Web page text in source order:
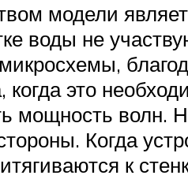
модели
воды не
когда это
мощность волн.
Когда
к